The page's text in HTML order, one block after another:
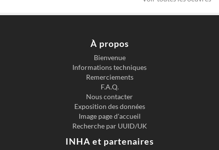
À propos
Bienvenue
Informations techniques
Remerciements
F.A.Q.
Nous contacter
Exposition des données
Image page d'accueil
Recherche par UUID/UK
INHA et partenaires